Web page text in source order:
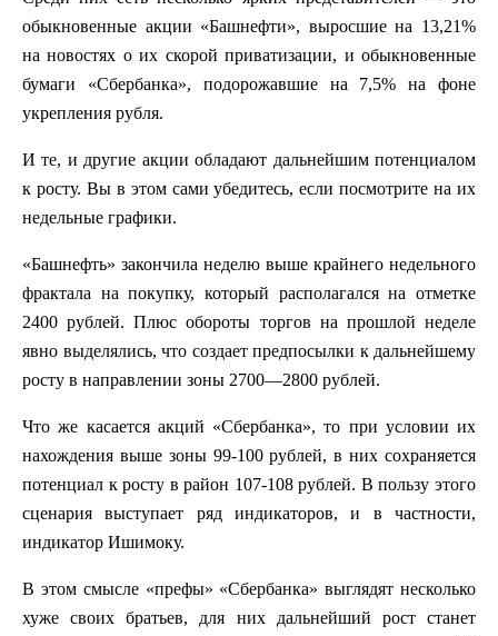
обыкновенные акции «Башнефти», выросшие на 13,21%
на новостях о их скорой приватизации, и обыкновенные
бумаги «Сбербанка», подорожавшие на 7,5% на фоне
укрепления рубля.
И те, и другие акции обладают дальнейшим потенциалом
к росту. Вы в этом сами убедитесь, если посмотрите на их
недельные графики.
«Башнефть» закончила неделю выше крайнего недельного
фрактала на покупку, который располагался на отметке
2400 рублей. Плюс обороты торгов на прошлой неделе
явно выделялись, что создает предпосылки к дальнейшему
росту в направлении зоны 2700—2800 рублей.
Что же касается акций «Сбербанка», то при условии их
нахождения выше зоны 99-100 рублей, в них сохраняется
потенциал к росту в район 107-108 рублей. В пользу этого
сценария выступает ряд индикаторов, и в частности,
индикатор Ишимоку.
В этом смысле «префы» «Сбербанка» выглядят несколько
хуже своих братьев, для них дальнейший рост станет